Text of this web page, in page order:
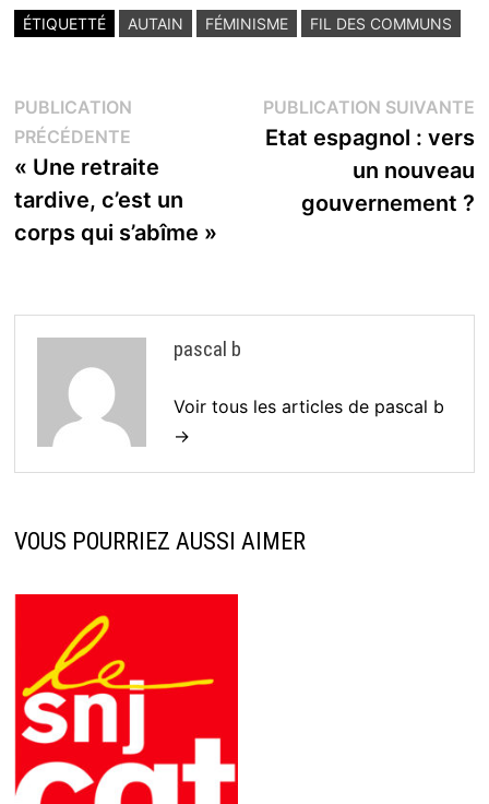
ÉTIQUETTÉ AUTAIN FÉMINISME FIL DES COMMUNS
Navigation
de
l’article
PUBLICATION
PRÉCÉDENTEPublication
précédente :
« Une retraite
tardive, c’est un
corps qui s’abîme »
PUBLICATION SUIVANTE
Etat espagnol : vers
un nouveau
gouvernement ?
pascal b
Voir tous les articles de pascal b
→
VOUS POURRIEZ AUSSI AIMER